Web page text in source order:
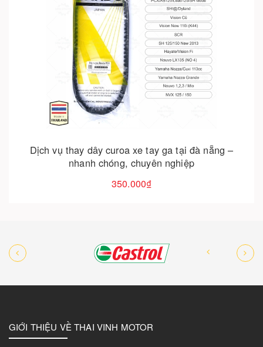
Phụ tùng – đồ chơi – sửa xe máy suzuki gd110 tại
đà nẵng – đầy đủ, chuẩn zin, độ bền cao
Liên hệ
GIỚI THIỆU VỀ THAI VINH MOTOR